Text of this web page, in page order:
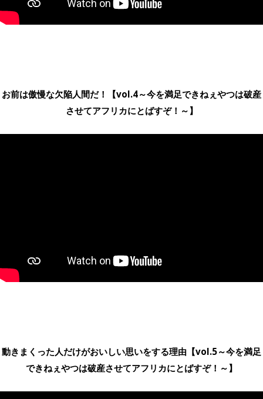
お前は傲慢な欠陥人間だ！【vol.4～今を満足できねぇやつは破産
させてアフリカにとばすぞ！～】
動きまくった人だけがおいしい思いをする理由【vol.5～今を満足
できねぇやつは破産させてアフリカにとばすぞ！～】